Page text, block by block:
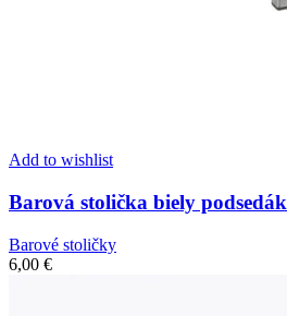
Add to wishlist
Barová stolička biely podsedák
Barové stoličky
6,00 €